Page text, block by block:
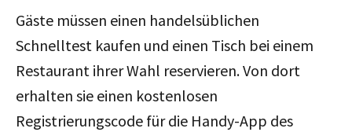
Gäste müssen einen handelsüblichen
Schnelltest kaufen und einen Tisch bei einem
Restaurant ihrer Wahl reservieren. Von dort
erhalten sie einen kostenlosen
Registrierungscode für die Handy-App des